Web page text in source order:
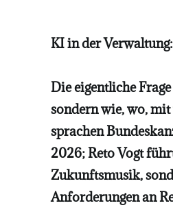
KI in der
Die eigentliche
sondern wie, wo,
sprachen
2026; Reto Vogt
Zukunftsmusik,
Anforderungen an